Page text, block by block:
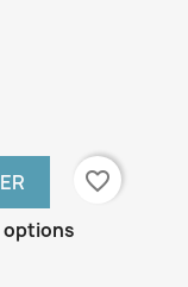
favorite_border
options